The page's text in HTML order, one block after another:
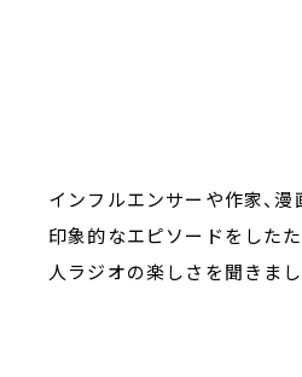
インフルエンサーや作家、
印象的なエピソードをした
人ラジオの楽しさを聞きま